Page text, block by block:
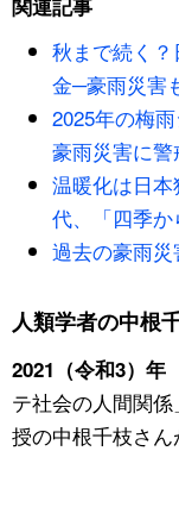
関連記事
秋まで続く
金─豪雨災害
2025年の梅
豪雨災害に警
温暖化は日
代、「四季か
過去の豪雨災
人類学者の中根
2021（令和3）年
テ社会の人間関
授の中根千枝さん